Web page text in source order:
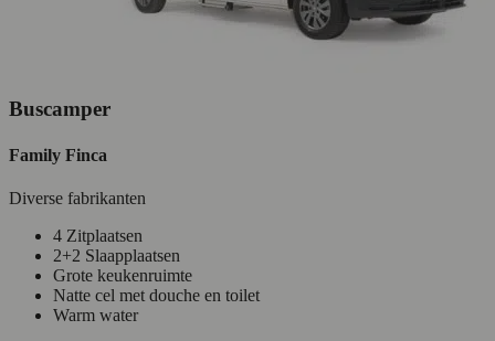
Buscamper
Family Finca
Diverse fabrikanten
4 Zitplaatsen
2+2 Slaapplaatsen
Grote keukenruimte
Natte cel met douche en toilet
Warm water